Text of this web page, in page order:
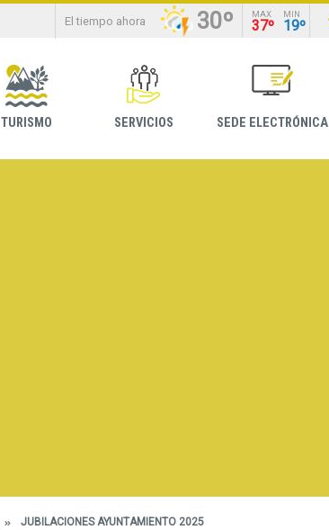
El tiempo ahora 30º MAX
37º
MIN
19º
TURISMO SERVICIOS SEDE ELECTRÓNICA
JUBILACIONES AYUNTAMIENTO 2025